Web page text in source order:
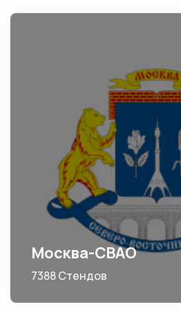
Москва-СВАО
7388 Стендов